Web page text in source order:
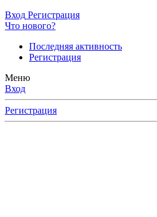
Вход Регистрация
Что нового?
Последняя активность
Регистрация
Меню
Вход
Регистрация